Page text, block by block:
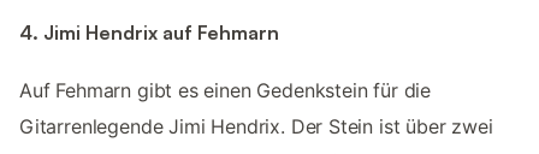
4. Jimi Hendrix auf Fehmarn
Auf Fehmarn gibt es einen Gedenkstein für die
Gitarrenlegende Jimi Hendrix. Der Stein ist über zwei